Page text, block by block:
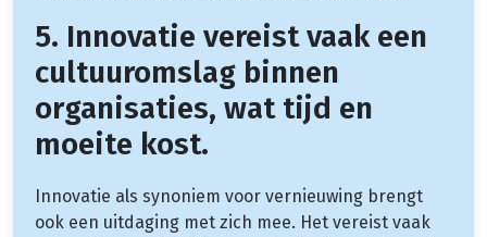
5. Innovatie vereist vaak een
cultuuromslag binnen
organisaties, wat tijd en
moeite kost.
Innovatie als synoniem voor vernieuwing brengt
ook een uitdaging met zich mee. Het vereist vaak